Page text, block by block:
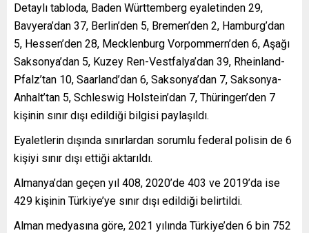
Detaylı tabloda, Baden Württemberg eyaletinden 29,
Bavyera’dan 37, Berlin’den 5, Bremen’den 2, Hamburg’dan
5, Hessen’den 28, Mecklenburg Vorpommern’den 6, Aşağı
Saksonya’dan 5, Kuzey Ren-Vestfalya’dan 39, Rheinland-
Pfalz’tan 10, Saarland’dan 6, Saksonya’dan 7, Saksonya-
Anhalt’tan 5, Schleswig Holstein’dan 7, Thüringen’den 7
kişinin sınır dışı edildiği bilgisi paylaşıldı.
Eyaletlerin dışında sınırlardan sorumlu federal polisin de 6
kişiyi sınır dışı ettiği aktarıldı.
Almanya’dan geçen yıl 408, 2020’de 403 ve 2019’da ise
429 kişinin Türkiye’ye sınır dışı edildiği belirtildi.
Alman medyasına göre, 2021 yılında Türkiye’den 6 bin 752